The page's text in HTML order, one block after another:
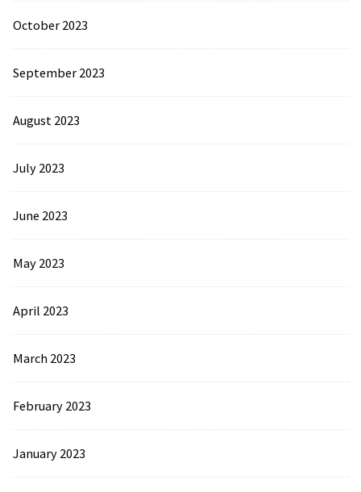
October 2023
September 2023
August 2023
July 2023
June 2023
May 2023
April 2023
March 2023
February 2023
January 2023